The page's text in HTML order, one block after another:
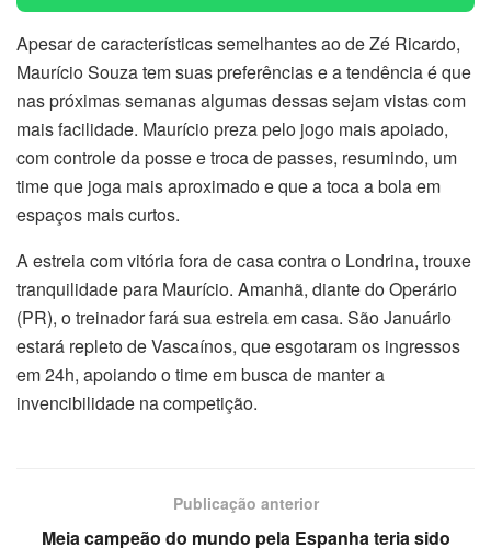
Apesar de características semelhantes ao de Zé Ricardo,
Maurício Souza tem suas preferências e a tendência é que
nas próximas semanas algumas dessas sejam vistas com
mais facilidade. Maurício preza pelo jogo mais apoiado,
com controle da posse e troca de passes, resumindo, um
time que joga mais aproximado e que a toca a bola em
espaços mais curtos.
A estreia com vitória fora de casa contra o Londrina, trouxe
tranquilidade para Maurício. Amanhã, diante do Operário
(PR), o treinador fará sua estreia em casa. São Januário
estará repleto de Vascaínos, que esgotaram os ingressos
em 24h, apoiando o time em busca de manter a
invencibilidade na competição.
Publicação anterior
Meia campeão do mundo pela Espanha teria sido